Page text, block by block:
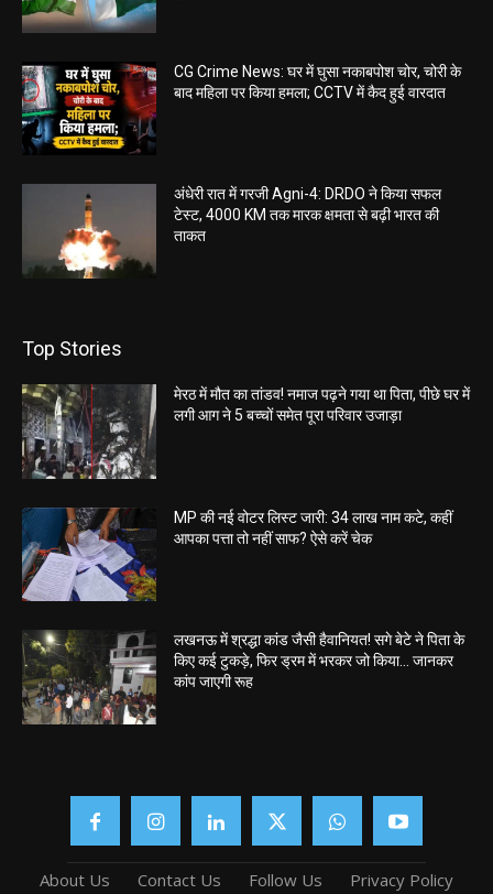
CG Crime News: घर में घुसा नकाबपोश चोर, चोरी के
बाद महिला पर किया हमला; CCTV में कैद हुई वारदात
अंधेरी रात में गरजी Agni-4: DRDO ने किया सफल
टेस्ट, 4000 KM तक मारक क्षमता से बढ़ी भारत की
ताकत
Top Stories
मेरठ में मौत का तांडव! नमाज पढ़ने गया था पिता, पीछे घर में
लगी आग ने 5 बच्चों समेत पूरा परिवार उजाड़ा
MP की नई वोटर लिस्ट जारी: 34 लाख नाम कटे, कहीं
आपका पत्ता तो नहीं साफ? ऐसे करें चेक
लखनऊ में श्रद्धा कांड जैसी हैवानियत! सगे बेटे ने पिता के
किए कई टुकड़े, फिर ड्रम में भरकर जो किया… जानकर
कांप जाएगी रूह
About Us Contact Us Follow Us Privacy Policy